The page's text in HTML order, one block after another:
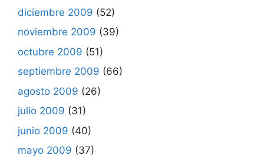
diciembre 2009 (52)
noviembre 2009 (39)
octubre 2009 (51)
septiembre 2009 (66)
agosto 2009 (26)
julio 2009 (31)
junio 2009 (40)
mayo 2009 (37)